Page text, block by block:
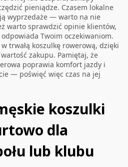
pieniądze. Czasem lokalne
wyprzedaże — warto na nie
warto sprawdzić opinie klientów,
Twoim oczekiwaniom.
trwałą koszulkę rowerową, dzięki
zakupu. Pamiętaj, że
poprawia komfort jazdy i
— poświęć więc czas na jej
koszulki
dla
lub klubu